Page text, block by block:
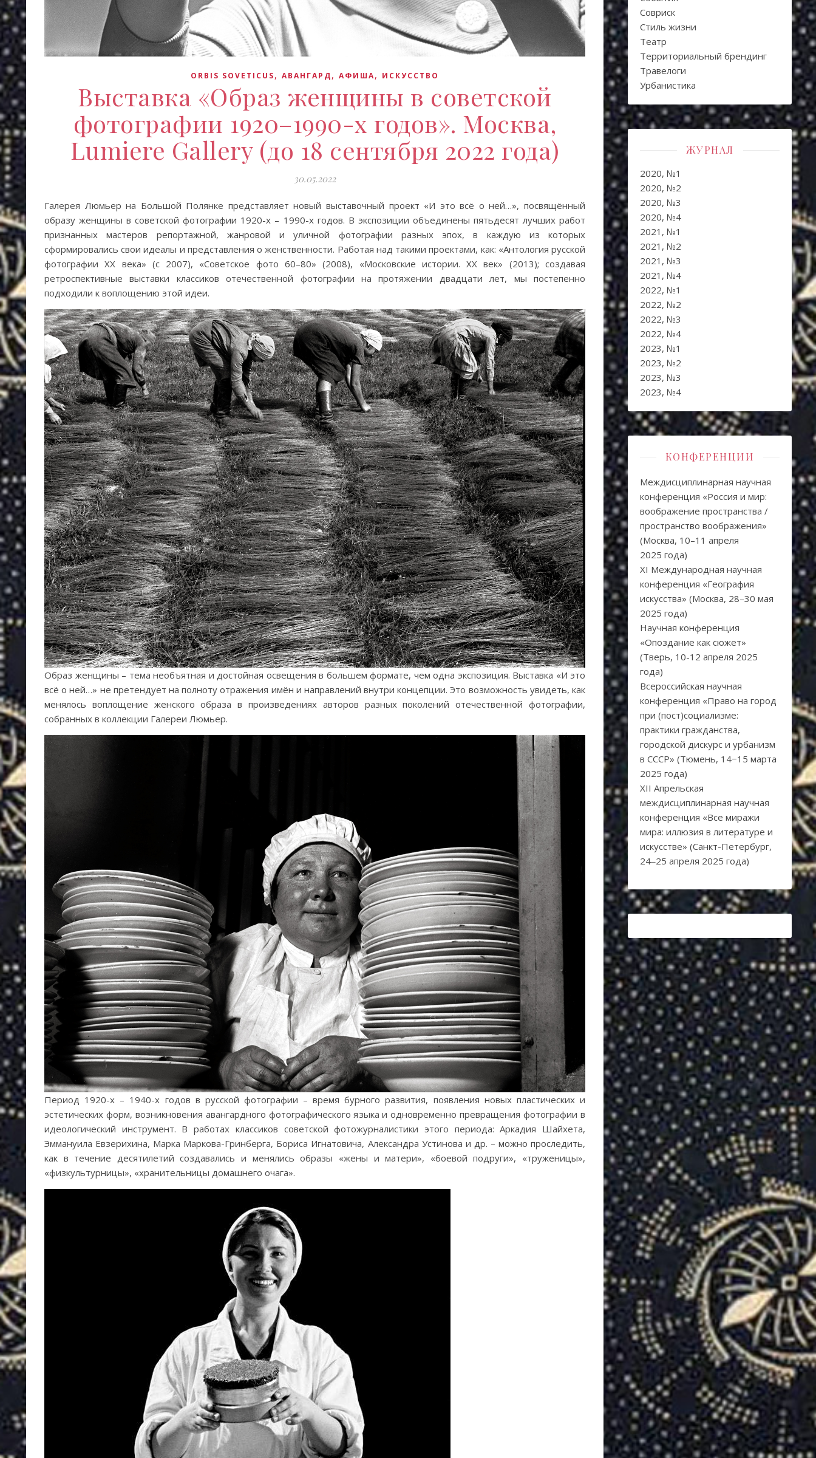
ORBIS SOVETICUS, АВАНГАРД, АФИША, ИСКУCСТВО
Выставка «Образ женщины в советской
фотографии 1920–1990-х годов». Москва,
Lumiere Gallery (до 18 сентября 2022 года)
30.05.2022
Галерея Люмьер на Большой Полянке представляет новый выставочный проект «И это всё о ней…», посвящённый
образу женщины в советской фотографии 1920-х – 1990-х годов. В экспозиции объединены пятьдесят лучших работ
признанных мастеров репортажной, жанровой и уличной фотографии разных эпох, в каждую из которых
сформировались свои идеалы и представления о женственности. Работая над такими проектами, как: «Антология русской
фотографии XX века» (с 2007), «Советское фото 60–80» (2008), «Московские истории. ХХ век» (2013); создавая
ретроспективные выставки классиков отечественной фотографии на протяжении двадцати лет, мы постепенно
подходили к воплощению этой идеи.
Образ женщины – тема необъятная и достойная освещения в большем формате, чем одна экспозиция. Выставка «И это
всё о ней…» не претендует на полноту отражения имён и направлений внутри концепции. Это возможность увидеть, как
менялось воплощение женского образа в произведениях авторов разных поколений отечественной фотографии,
собранных в коллекции Галереи Люмьер.
Период 1920-х – 1940-х годов в русской фотографии – время бурного развития, появления новых пластических и
эстетических форм, возникновения авангардного фотографического языка и одновременно превращения фотографии в
идеологический инструмент. В работах классиков советской фотожурналистики этого периода: Аркадия Шайхета,
Эммануила Евзерихина, Марка Маркова-Гринберга, Бориса Игнатовича, Александра Устинова и др. – можно проследить,
как в течение десятилетий создавались и менялись образы «жены и матери», «боевой подруги», «труженицы»,
«физкультурницы», «хранительницы домашнего очага».
Совриск
Стиль жизни
Театр
Территориальный брендинг
Травелоги
Урбанистика
ЖУРНАЛ
2020, №1
2020, №2
2020, №3
2020, №4
2021, №1
2021, №2
2021, №3
2021, №4
2022, №1
2022, №2
2022, №3
2022, №4
2023, №1
2023, №2
2023, №3
2023, №4
КОНФЕРЕНЦИИ
Междисциплинарная научная
конференция «Россия и мир:
воображение пространства /
пространство воображения»
(Москва, 10–11 апреля
2025 года)
XI Международная научная
конференция «География
искусства» (Москва, 28–30 мая
2025 года)
Научная конференция
«Опоздание как сюжет»
(Тверь, 10-12 апреля 2025
года)
Всероссийская научная
конференция «Право на город
при (пост)социализме:
практики гражданства,
городской дискурс и урбанизм
в СССР» (Тюмень, 14−15 марта
2025 года)
XII Апрельская
междисциплинарная научная
конференция «Все миражи
мира: иллюзия в литературе и
искусстве» (Санкт-Петербург,
24‒25 апреля 2025 года)